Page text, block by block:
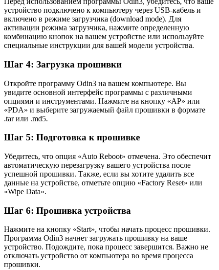
устройство подключено к компьютеру через USB-кабель и
включено в режиме загрузчика (download mode). Для
активации режима загрузчика, нажмите определенную
комбинацию кнопок на вашем устройстве или используйте
специальные инструкции для вашей модели устройства.
Шаг 4: Загрузка прошивки
Откройте программу Odin3 на вашем компьютере. Вы
увидите основной интерфейс программы с различными
опциями и инструментами. Нажмите на кнопку «AP» или
«PDA» и выберите загружаемый файл прошивки в формате
.tar или .md5.
Шаг 5: Подготовка к прошивке
Убедитесь, что опция «Auto Reboot» отмечена. Это обеспечит
автоматическую перезагрузку вашего устройства после
успешной прошивки. Также, если вы хотите удалить все
данные на устройстве, отметьте опцию «Factory Reset» или
«Wipe Data».
Шаг 6: Прошивка устройства
Нажмите на кнопку «Start», чтобы начать процесс прошивки.
Программа Odin3 начнет загружать прошивку на ваше
устройство. Подождите, пока процесс завершится. Важно не
отключать устройство от компьютера во время процесса
прошивки.